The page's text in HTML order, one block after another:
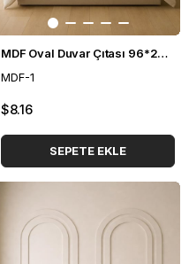
MDF Oval Duvar Çıtası 96*248cm
MDF-1
$8.16
SEPETE EKLE